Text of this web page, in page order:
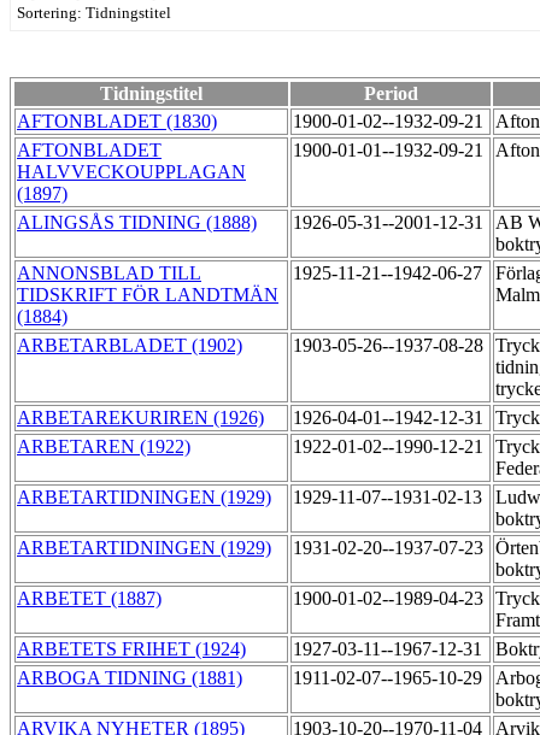
Sortering: Tidningstitel
Tidningstitel
Period
AFTONBLADET (1830)
1900-01-02--1932-09-21
AFTONBLADET
HALVVECKOUPPLAGAN
(1897)
1900-01-01--1932-09-21
ALINGSÅS TIDNING (1888) 1926-05-31--2001-12-31
AB
ANNONSBLAD TILL
TIDSKRIFT FÖR LANDTMÄN
(1884)
1925-11-21--1942-06-27
ARBETARBLADET (1902) 1903-05-26--1937-08-28
ARBETAREKURIREN (1926)
1926-04-01--1942-12-31
ARBETAREN (1922)
1922-01-02--1990-12-21
ARBETARTIDNINGEN (1929)
1929-11-07--1931-02-13
ARBETARTIDNINGEN (1929)
1931-02-20--1937-07-23
ARBETET (1887)
1900-01-02--1989-04-23
ARBETETS FRIHET (1924)
1927-03-11--1967-12-31
ARBOGA TIDNING (1881)
1911-02-07--1965-10-29
ARVIKA NYHETER (1895)
1903-10-20--1970-11-04